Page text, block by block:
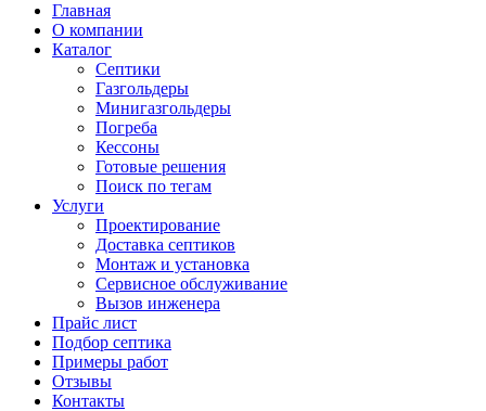
Главная
О компании
Каталог
Септики
Газгольдеры
Минигазгольдеры
Погреба
Кессоны
Готовые решения
Поиск по тегам
Услуги
Проектирование
Доставка септиков
Монтаж и установка
Сервисное обслуживание
Вызов инженера
Прайс лист
Подбор септика
Примеры работ
Отзывы
Контакты